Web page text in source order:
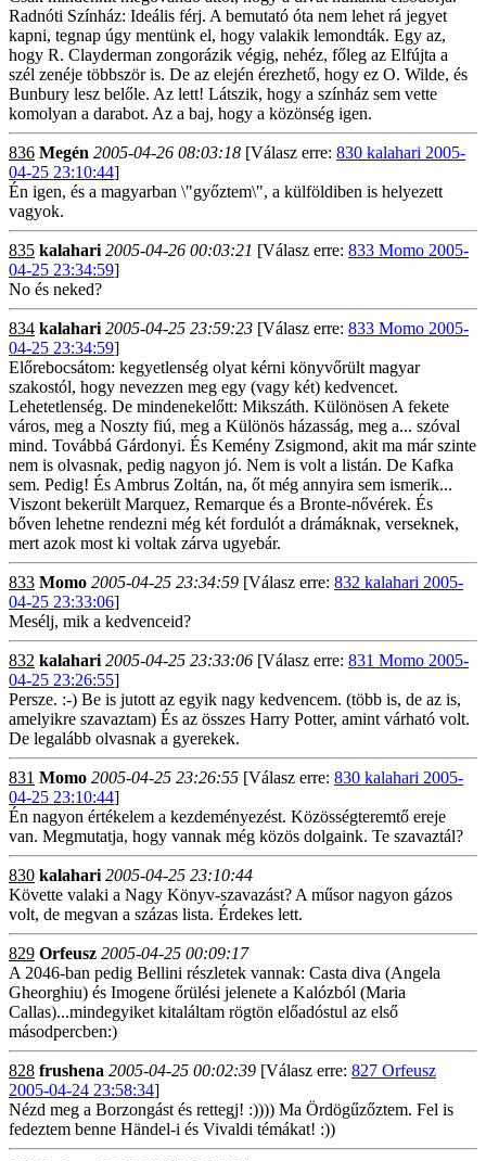
Radnóti Színház: Ideális férj. A bemutató óta nem lehet rá jegyet
kapni, tegnap úgy mentünk el, hogy valakik lemondták. Egy az,
hogy R. Clayderman zongorázik végig, nehéz, főleg az Elfújta a
szél zenéje többször is. De az elején érezhető, hogy ez O. Wilde, és
Bunbury lesz belőle. Az lett! Látszik, hogy a színház sem vette
komolyan a darabot. Az a baj, hogy a közönség igen.
836 Megén 2005-04-26 08:03:18 [Válasz erre: 830 kalahari 2005-
04-25 23:10:44]
Én igen, és a magyarban \"győztem\", a külföldiben is helyezett
vagyok.
835 kalahari 2005-04-26 00:03:21 [Válasz erre: 833 Momo 2005-
04-25 23:34:59]
No és neked?
834 kalahari 2005-04-25 23:59:23 [Válasz erre: 833 Momo 2005-
04-25 23:34:59]
Előrebocsátom: kegyetlenség olyat kérni könyvőrült magyar
szakostól, hogy nevezzen meg egy (vagy két) kedvencet.
Lehetetlenség. De mindenekelőtt: Mikszáth. Különösen A fekete
város, meg a Noszty fiú, meg a Különös házasság, meg a... szóval
mind. Továbbá Gárdonyi. És Kemény Zsigmond, akit ma már szinte
nem is olvasnak, pedig nagyon jó. Nem is volt a listán. De Kafka
sem. Pedig! És Ambrus Zoltán, na, őt még annyira sem ismerik...
Viszont bekerült Marquez, Remarque és a Bronte-nővérek. És
bőven lehetne rendezni még két fordulót a drámáknak, verseknek,
mert azok most ki voltak zárva ugyebár.
833 Momo 2005-04-25 23:34:59 [Válasz erre: 832 kalahari 2005-
04-25 23:33:06]
Mesélj, mik a kedvenceid?
832 kalahari 2005-04-25 23:33:06 [Válasz erre: 831 Momo 2005-
04-25 23:26:55]
Persze. :-) Be is jutott az egyik nagy kedvencem. (több is, de az is,
amelyikre szavaztam) És az összes Harry Potter, amint várható volt.
De legalább olvasnak a gyerekek.
831 Momo 2005-04-25 23:26:55 [Válasz erre: 830 kalahari 2005-
04-25 23:10:44]
Én nagyon értékelem a kezdeményezést. Közösségteremtő ereje
van. Megmutatja, hogy vannak még közös dolgaink. Te szavaztál?
830 kalahari 2005-04-25 23:10:44
Követte valaki a Nagy Könyv-szavazást? A műsor nagyon gázos
volt, de megvan a százas lista. Érdekes lett.
829 Orfeusz 2005-04-25 00:09:17
A 2046-ban pedig Bellini részletek vannak: Casta diva (Angela
Gheorghiu) és Imogene őrülési jelenete a Kalózból (Maria
Callas)...mindegyiket kitaláltam rögtön előadóstul az első
másodpercben:)
828 frushena 2005-04-25 00:02:39 [Válasz erre: 827 Orfeusz
2005-04-24 23:58:34]
Nézd meg a Borzongást és rettegj! :)))) Ma Ördögűzőztem. Fel is
fedeztem benne Händel-i és Vivaldi témákat! :))